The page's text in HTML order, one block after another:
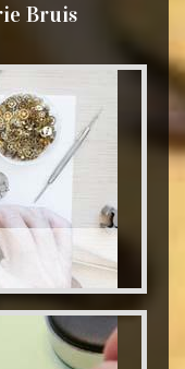
Bruis